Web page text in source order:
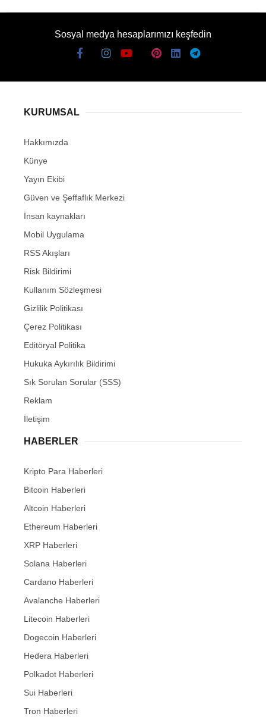
Sosyal medya hesaplarımızı keşfedin
KURUMSAL
Hakkımızda
Künye
Yayın Ekibi
Güven ve Şeffaflık Merkezi
İnsan kaynakları
Mobil Uygulama
RSS Akışları
Risk Bildirimi
Kullanım Sözleşmesi
Gizlilik Politikası
Çerez Politikası
Editöryal Politika
Hukuka Aykırılık Bildirimi
Sık Sorulan Sorular (SSS)
Reklam
İletişim
HABERLER
Kripto Para Haberleri
Bitcoin Haberleri
Altcoin Haberleri
Ethereum Haberleri
XRP Haberleri
Solana Haberleri
Cardano Haberleri
Avalanche Haberleri
Litecoin Haberleri
Dogecoin Haberleri
Hedera Haberleri
Polkadot Haberleri
Sui Haberleri
Tron Haberleri